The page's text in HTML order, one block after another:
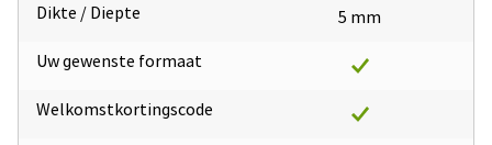
Dikte / Diepte
Uw gewenste formaat
Welkomstkortingscode
5 mm